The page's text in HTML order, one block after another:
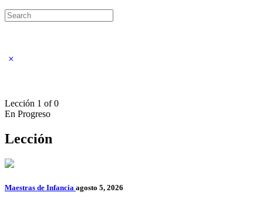
Lección 1 of 0
En Progreso
Lección
Maestras de Infancia agosto 5, 2026